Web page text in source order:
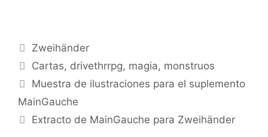
Categorías
Zweihänder
Etiquetas
Cartas, drivethrrpg, magia, monstruos
Muestra de ilustraciones para el suplemento
MainGauche
Extracto de MainGauche para Zweihänder